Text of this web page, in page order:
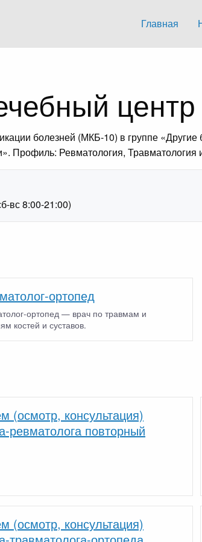
Главная
болезней (МКБ-10) в группе «Другие
Профиль: Ревматология, Травматология
вс 8:00-21:00)
ортопед
ортопед — врач по травмам и
костей и суставов.
(осмотр, консультация)
ревматолога повторный
(осмотр, консультация)